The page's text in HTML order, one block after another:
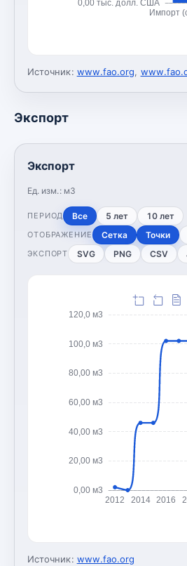
0,00 тыс. долл. США
Импорт
Источник: www.fao.org,
Экспорт
Экспорт
Ед. изм.: м3
ПЕРИОД Все 5 лет 10 лет
ОТОБРАЖЕНИЕ Сетка Точки
ЭКСПОРТ SVG PNG CSV
0,00 м3
20,00 м3
40,00 м3
60,00 м3
80,00 м3
100,0 м3
120,0 м3
2012 2014 2016
Источник: www.fao.org